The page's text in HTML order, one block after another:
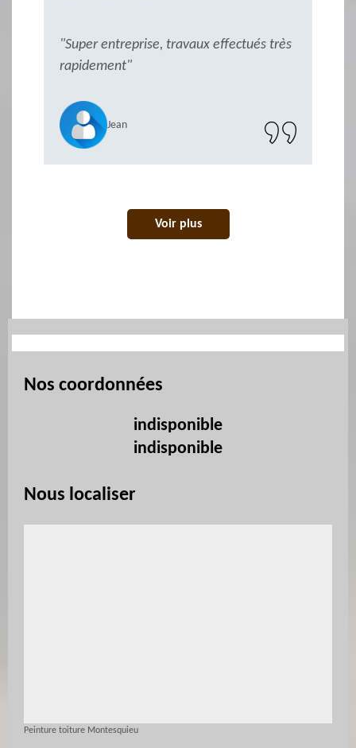
"Super entreprise, travaux effectués très
rapidement"
Jean
Voir plus
Nos coordonnées
indisponible
indisponible
Nous localiser
Peinture toiture Montesquieu